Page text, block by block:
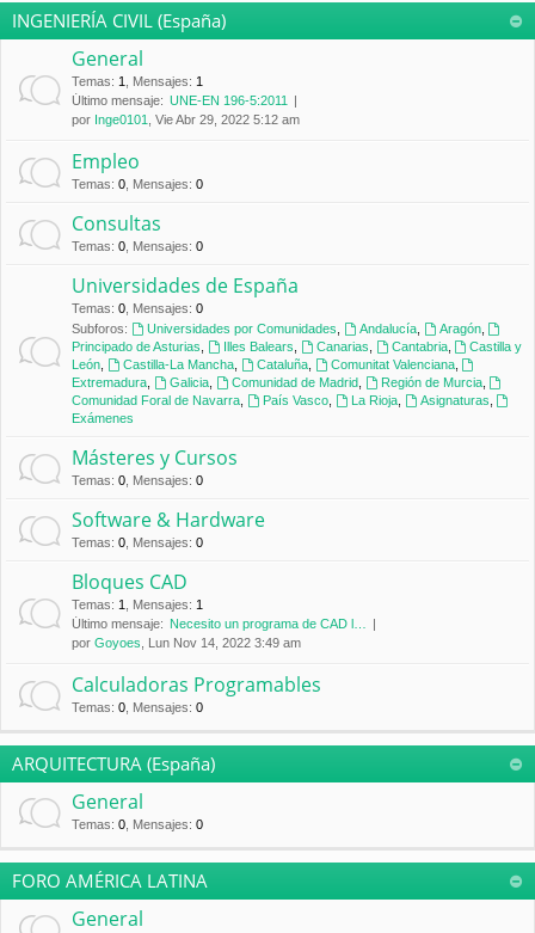
INGENIERÍA CIVIL (España)
General
Temas: 1 Mensajes: 1
Último mensaje: UNE-EN 196-5:2011
por Inge0101 , Vie Abr 29, 2022 5:12 am
Empleo
Temas: 0 Mensajes: 0
Consultas
Temas: 0 Mensajes: 0
Universidades de España
Temas: 0 Mensajes: 0
Subforos:
Universidades por Comunidades Andalucía, Aragón,
Principado de Asturias
Illes Balears Canarias Cantabria,
Castilla y
León
Castilla-La Mancha, Cataluña, Comunitat Valenciana,
Extremadura
Galicia, Comunidad de Madrid, Región de Murcia,
Comunidad Foral de Navarra
País Vasco, La Rioja, Asignaturas
Exámenes
Másteres y Cursos
Temas: 0 Mensajes: 0
Software & Hardware
Temas: 0 Mensajes: 0
Bloques CAD
Temas: 1 Mensajes: 1
Último mensaje: Necesito un programa de CAD l…
por Goyoes , Lun Nov 14, 2022 3:49 am
Calculadoras Programables
Temas: 0 Mensajes: 0
ARQUITECTURA (España)
General
Temas: 0 Mensajes: 0
FORO AMÉRICA LATINA
General